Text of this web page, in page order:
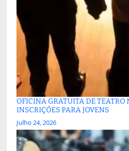
OFICINA GRATUITA DE TEATRO
INSCRIÇÕES PARA JOVENS
Julho 24, 2026